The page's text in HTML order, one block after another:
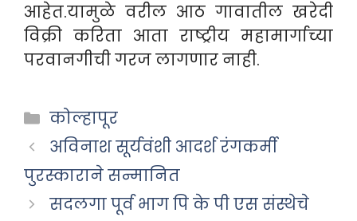
आहेत.यामुळे वरील आठ गावातील खरेदी
विक्री करिता आता राष्ट्रीय महामार्गाच्या
परवानगीची गरज लागणार नाही.
Categories
कोल्हापूर
अविनाश सूर्यवंशी आदर्श रंगकर्मी
पुरस्काराने सन्मानित
सदलगा पूर्व भाग पि के पी एस संस्थेचे